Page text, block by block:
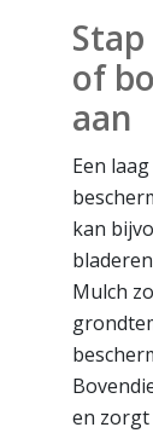
of
aan
Een
kan
Mulch
en zorgt